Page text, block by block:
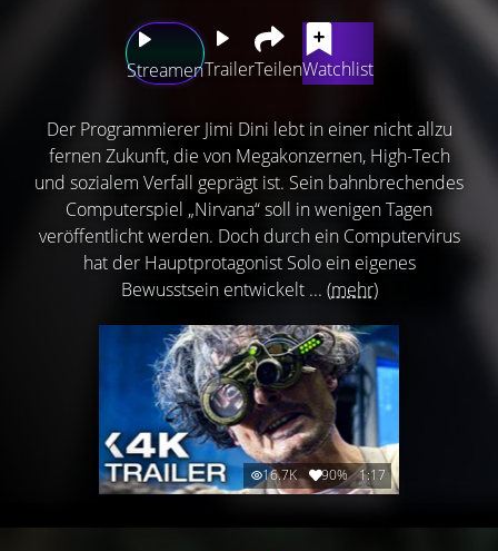
StreamenTrailerTeilenWatchlist
Der Programmierer Jimi Dini lebt in einer nicht allzu
fernen Zukunft, die von Megakonzernen, High-Tech
und sozialem Verfall geprägt ist. Sein bahnbrechendes
Computerspiel „Nirvana“ soll in wenigen Tagen
veröffentlicht werden. Doch durch ein Computervirus
hat der Hauptprotagonist Solo ein eigenes
Bewusstsein entwickelt ... (mehr)
16.7K 90% 1:17